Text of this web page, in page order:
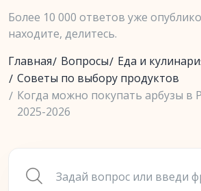
Более 10 000 ответов уже
находите, делитесь.
Главная
Вопросы
Еда и
Советы по выбору продуктов
Когда можно покупать арбузы в
2025-2026